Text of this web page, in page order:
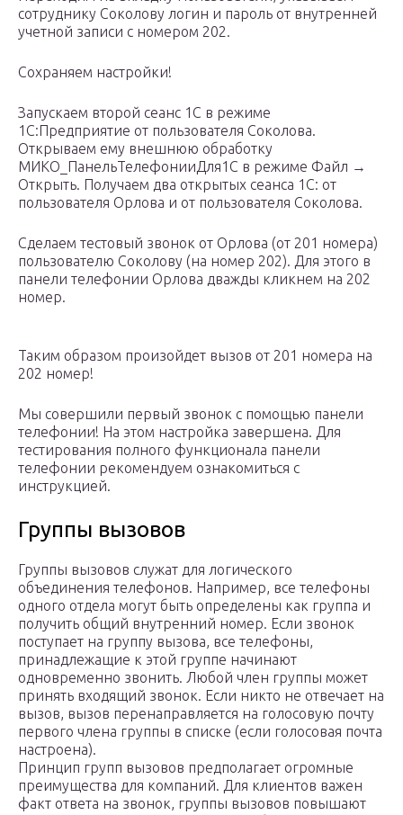
сотруднику Соколову логин и пароль от внутренней
учетной записи с номером 202.
Сохраняем настройки!
Запускаем второй сеанс 1С в режиме
1С:Предприятие от пользователя Соколова.
Открываем ему внешнюю обработку
МИКО_ПанельТелефонииДля1С в режиме Файл →
Открыть. Получаем два открытых сеанса 1С: от
пользователя Орлова и от пользователя Соколова.
Сделаем тестовый звонок от Орлова (от 201 номера)
пользователю Соколову (на номер 202). Для этого в
панели телефонии Орлова дважды кликнем на 202
номер.
Таким образом произойдет вызов от 201 номера на
202 номер!
Мы совершили первый звонок с помощью панели
телефонии! На этом настройка завершена. Для
тестирования полного функционала панели
телефонии рекомендуем ознакомиться с
инструкцией.
Группы вызовов
Группы вызовов служат для логического
объединения телефонов. Например, все телефоны
одного отдела могут быть определены как группа и
получить общий внутренний номер. Если звонок
поступает на группу вызова, все телефоны,
принадлежащие к этой группе начинают
одновременно звонить. Любой член группы может
принять входящий звонок. Если никто не отвечает на
вызов, вызов перенаправляется на голосовую почту
первого члена группы в списке (если голосовая почта
настроена).
Принцип групп вызовов предполагает огромные
преимущества для компаний. Для клиентов важен
факт ответа на звонок, группы вызовов повышают